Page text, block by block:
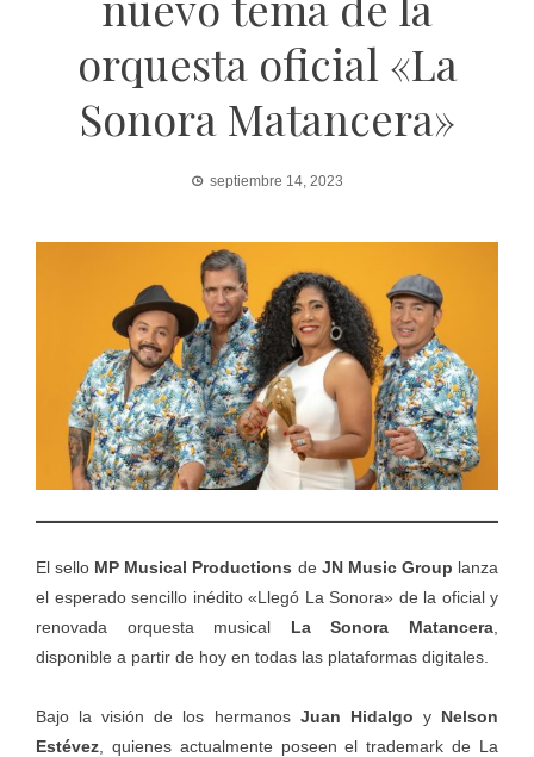
orquesta oficial «La
Sonora Matancera»
septiembre 14, 2023
El sello MP Musical Productions de JN Music Group lanza
el esperado sencillo inédito «Llegó La Sonora» de la oficial y
renovada orquesta musical La Sonora Matancera
disponible a partir de hoy en todas las plataformas digitales.
Bajo la visión de los hermanos Juan Hidalgo y Nelson
Estévez , quienes actualmente poseen el trademark de La